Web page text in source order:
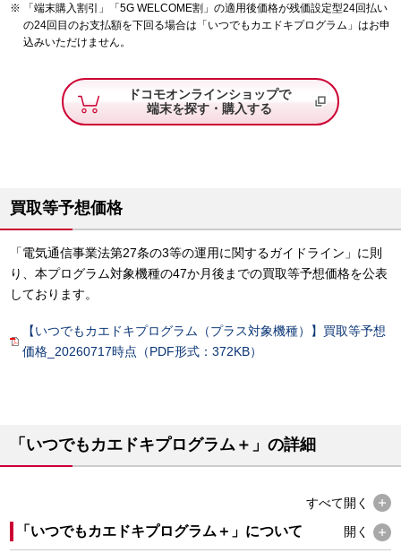
「端末購入割引」「5G WELCOME割」の適用後価格が残価設定型24回払い
の24回目のお支払額を下回る場合は「いつでもカエドキプログラム」はお申
込みいただけません。
ドコモオンラインショップで
端末を探す・購入する
買取等予想価格
「電気通信事業法第27条の3等の運用に関するガイドライン」に則
り、本プログラム対象機種の47か月後までの買取等予想価格を公表
しております。
【いつでもカエドキプログラム（プラス対象機種）】買取等予想
価格_20260717時点（PDF形式：372KB）
「いつでもカエドキプログラム＋」の詳細
すべて開く
「いつでもカエドキプログラム＋」について 開く